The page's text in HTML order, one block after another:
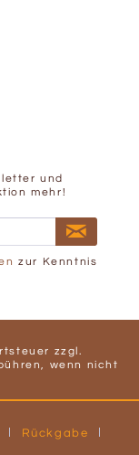
und
mehr!
zur Kenntnis
zzgl.
wenn nicht
Rückgabe